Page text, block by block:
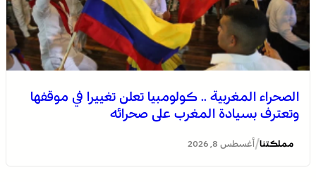
الصحراء المغربية .. كولومبيا تعلن تغييرا في موقفها
وتعترف بسيادة المغرب على صحرائه
مملكتنا/ أغسطس 8, 2026
برقية تعزية ومواساة من أسرة جريدة “مملكتنا” إلى الأستاذ
المرحوم مُّحمد العمراني